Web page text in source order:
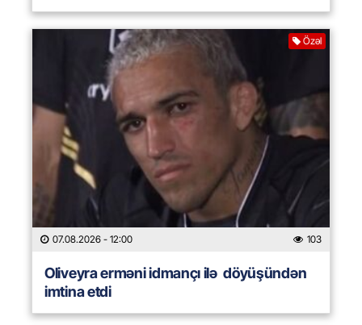
Özəl
07.08.2026 - 12:00 103
Oliveyra erməni idmançı ilə döyüşündən
imtina etdi